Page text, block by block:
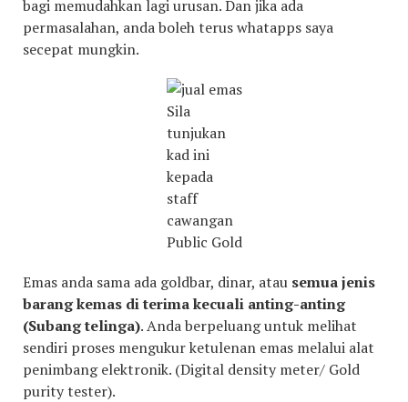
bagi memudahkan lagi urusan. Dan jika ada
permasalahan, anda boleh terus whatapps saya
secepat mungkin.
Sila
tunjukan
kad ini
kepada
staff
cawangan
Public Gold
Emas anda sama ada goldbar, dinar, atau semua jenis
barang kemas di terima kecuali anting-anting
(Subang telinga). Anda berpeluang untuk melihat
sendiri proses mengukur ketulenan emas melalui alat
penimbang elektronik. (Digital density meter/ Gold
purity tester).